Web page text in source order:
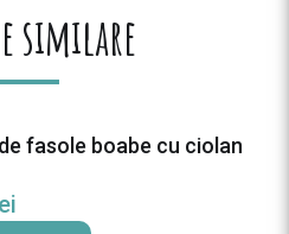
similare
fasole boabe cu ciolan